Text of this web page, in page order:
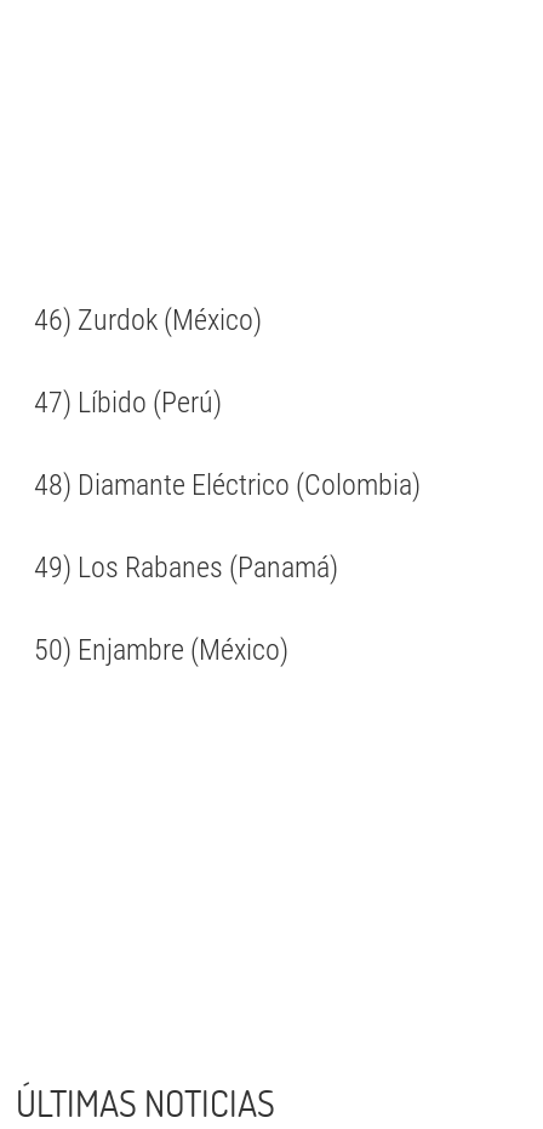
46) Zurdok (México)
47) Líbido (Perú)
48) Diamante Eléctrico (Colombia)
49) Los Rabanes (Panamá)
50) Enjambre (México)
ÚLTIMAS NOTICIAS